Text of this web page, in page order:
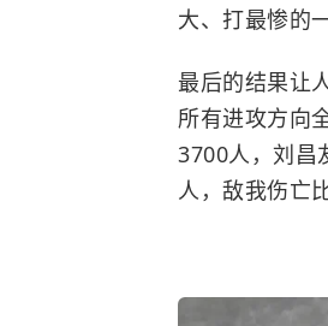
大、打最惨的
最后的结果让
所有进攻方向
3700人，刘昌
人，敌我伤亡